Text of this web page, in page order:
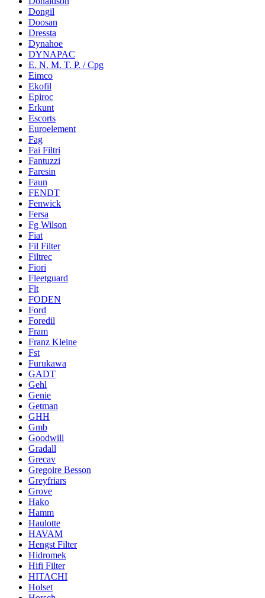
Dongil
Doosan
Dressta
Dynahoe
DYNAPAC
E. N. M. T. P. / Cpg
Eimco
Ekofil
Epiroc
Erkunt
Escorts
Euroelement
Fag
Fai Filtri
Fantuzzi
Faresin
Faun
FENDT
Fenwick
Fersa
Fg Wilson
Fiat
Fil Filter
Filtrec
Fiori
Fleetguard
Flt
FODEN
Ford
Foredil
Fram
Franz Kleine
Fst
Furukawa
GADT
Gehl
Genie
Getman
GHH
Gmb
Goodwill
Gradall
Grecav
Gregoire Besson
Greyfriars
Grove
Hako
Hamm
Haulotte
HAVAM
Hengst Filter
Hidromek
Hifi Filter
HITACHI
Holset